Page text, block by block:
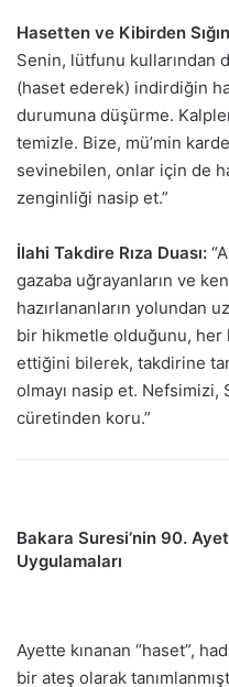
Hasetten ve Kibirden
Senin, lütfunu kullarından
(haset ederek) indirdiğin
durumuna düşürme.
temizle. Bize, mü’min
sevinebilen, onlar için de
zenginliği nasip et.”
İlahi Takdire Rıza Duası:
gazaba uğrayanların ve
hazırlananların yolundan
bir hikmetle olduğunu,
ettiğini bilerek, takdirine
olmayı nasip et.
cüretinden koru.”
Bakara Suresi’nin 90.
Uygulamaları
Ayette kınanan “haset”,
bir ateş olarak